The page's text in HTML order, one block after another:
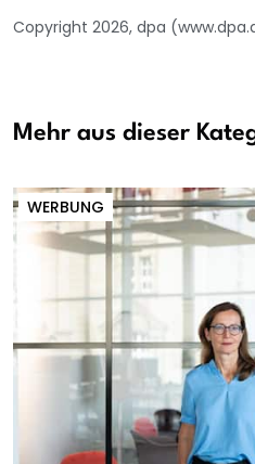
Copyright 2026, dpa
Mehr aus dieser
WERBUNG